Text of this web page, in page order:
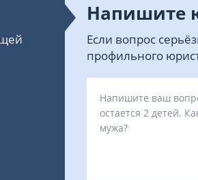
Напишите
Если вопрос
профильного